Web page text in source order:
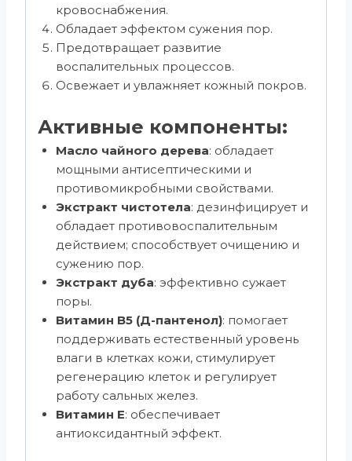
кровоснабжения.
Обладает эффектом сужения пор.
Предотвращает развитие
воспалительных процессов.
Освежает и увлажняет кожный покров.
Активные компоненты:
Масло чайного дерева: обладает
мощными антисептическими и
противомикробными свойствами.
Экстракт чистотела: дезинфицирует и
обладает противовоспалительным
действием; способствует очищению и
сужению пор.
Экстракт дуба: эффективно сужает
поры.
Витамин В5 (Д-пантенол): помогает
поддерживать естественный уровень
влаги в клетках кожи, стимулирует
регенерацию клеток и регулирует
работу сальных желез.
Витамин Е: обеспечивает
антиоксидантный эффект.